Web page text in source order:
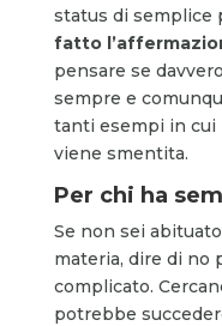
status di semplice
fatto
pensare se
sempre e
tanti esempi in cui
viene smentita.
Per chi ha
Se non sei
materia, dire di no
complicato.
potrebbe